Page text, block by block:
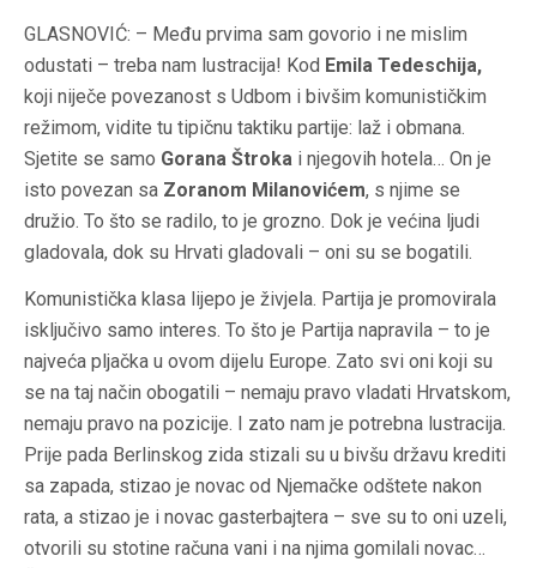
GLASNOVIĆ: – Među prvima sam govorio i ne mislim
odustati – treba nam lustracija! Kod Emila Tedeschija,
koji niječe povezanost s Udbom i bivšim komunističkim
režimom, vidite tu tipičnu taktiku partije: laž i obmana.
Sjetite se samo Gorana Štroka i njegovih hotela… On je
isto povezan sa Zoranom Milanovićem, s njime se
družio. To što se radilo, to je grozno. Dok je većina ljudi
gladovala, dok su Hrvati gladovali – oni su se bogatili.
Komunistička klasa lijepo je živjela. Partija je promovirala
isključivo samo interes. To što je Partija napravila – to je
najveća pljačka u ovom dijelu Europe. Zato svi oni koji su
se na taj način obogatili – nemaju pravo vladati Hrvatskom,
nemaju pravo na pozicije. I zato nam je potrebna lustracija.
Prije pada Berlinskog zida stizali su u bivšu državu krediti
sa zapada, stizao je novac od Njemačke odštete nakon
rata, a stizao je i novac gasterbajtera – sve su to oni uzeli,
otvorili su stotine računa vani i na njima gomilali novac…